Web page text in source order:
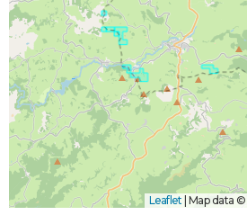
Leaflet Map data ©